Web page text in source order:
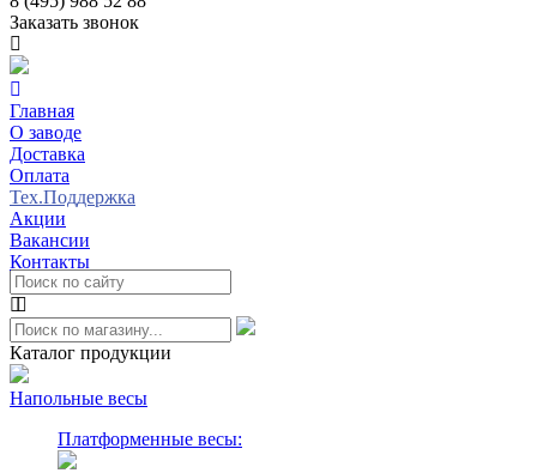
Заказать звонок
Главная
О заводе
Доставка
Оплата
Тех.Поддержка
Акции
Вакансии
Контакты
Каталог продукции
Напольные весы
Платформенные весы: